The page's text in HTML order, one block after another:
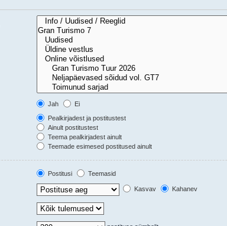
Jah
Ei
Pealkirjadest ja postitustest
Ainult postitustest
Teema pealkirjadest ainult
Teemade esimesed postitused ainult
Postitusi
Teemasid
Kasvav Kahanev